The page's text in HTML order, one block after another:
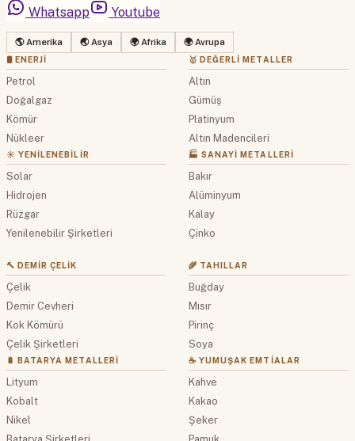
Whatsapp
Youtube
🌎 Amerika 🌏 Asya 🌍 Afrika 🌍 Avrupa
🛢 ENERJI
Petrol
Doğalgaz
Kömür
Nükleer
☀️ YENILENEBILIR
Solar
Hidrojen
Rüzgar
Yenilenebilir Şirketleri
🥇 DEĞERLI METALLER
Altın
Gümüş
Platinyum
Altın Madencileri
🏭 SANAYI METALLERI
Bakır
Alüminyum
Kalay
Çinko
🔨 DEMIR ÇELIK
Çelik
Demir Cevheri
Kok Kömürü
Çelik Şirketleri
🔋 BATARYA METALLERI
Lityum
Kobalt
Nikel
🌾 TAHILLAR
Buğday
Mısır
Pirinç
Soya
☕ YUMUŞAK EMTIALAR
Kahve
Kakao
Şeker